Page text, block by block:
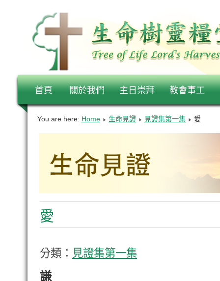
首頁 關於我們 主日崇拜 教會事工
You are here: Home 生命見證 見證集第一集 愛
愛
分類： 見證集第一集
謙